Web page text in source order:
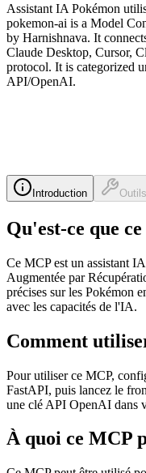
Assistant IA Pokémon
pokemon-ai is a Model
by Harnishnava. It
Claude Desktop, Cursor,
protocol. It is categorized
API/OpenAI.
Introduction Outils
Qu'est-ce que
Ce MCP est un assistant
Augmentée par
précises sur les Pokémon
avec les capacités de l'IA.
Comment
Pour utiliser ce MCP,
FastAPI, puis lancez le
une clé API OpenAI dans
À quoi ce MCP